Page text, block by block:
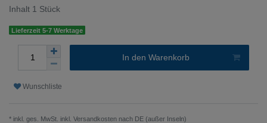
Inhalt 1 Stück
Lieferzeit 5-7 Werktage
In den Warenkorb
Wunschliste
* inkl. ges. MwSt. inkl. Versandkosten nach DE (außer Inseln)